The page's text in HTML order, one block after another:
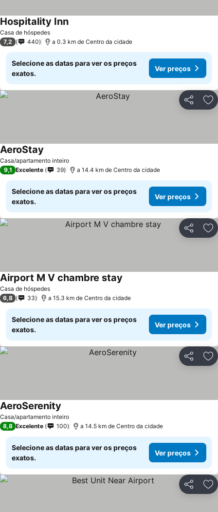
Casa de hóspedes
Hospitality Inn
7,2 440 a 0.3 km de Centro da cidade
Selecione as datas para ver os preços
exatos.
Ver preços
Partilhar
Casa/apartamento inteiro
AeroStay
9,1 Excelente 39 a 14.4 km de Centro da cidade
Selecione as datas para ver os preços
exatos.
Ver preços
Partilhar
Casa de hóspedes
Airport M V chambre stay
6,8 33 a 15.3 km de Centro da cidade
Selecione as datas para ver os preços
exatos.
Ver preços
Partilhar
Casa/apartamento inteiro
AeroSerenity
8,8 Excelente 100 a 14.5 km de Centro da cidade
Selecione as datas para ver os preços
exatos.
Ver preços
Partilhar